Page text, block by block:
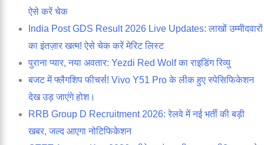
ऐसे करें चेक
India Post GDS Result 2026 Live Updates: लाखों उम्मीदवारों
का इंतज़ार खत्म! ऐसे चेक करें मेरिट लिस्ट
पुराना प्यार, नया अवतार: Yezdi Red Wolf का राइडिंग रिव्यु
बजट में फ्लैगशिप फीचर्स! Vivo Y51 Pro के लीक हुए स्पेसिफिकेशन
देख उड़ जाएंगे होश।
RRB Group D Recruitment 2026: रेलवे में नई भर्ती की बड़ी
खबर, जल्द आएगा नोटिफिकेशन